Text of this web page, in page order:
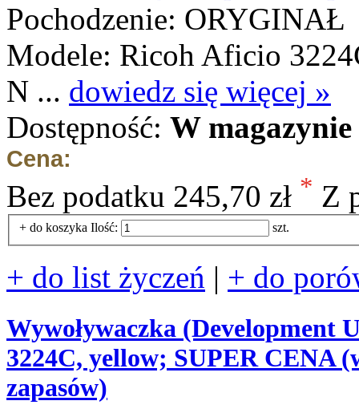
Pochodzenie: ORYGINAŁ
Modele: Ricoh Aficio
N ... dowiedz się więcej »
Dostępność: W
Cena:
Bez podatku 245,70 zł * Z
+ do koszyka Ilość: szt.
+ do list życzeń | + do
Wywoływaczka (Development
3224C, yellow; SUPER CENA
zapasów)